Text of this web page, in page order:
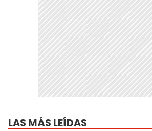
LAS MÁS LEÍDAS